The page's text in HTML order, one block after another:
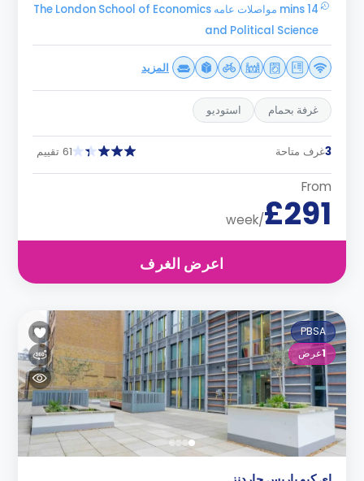
14 mins مواصلات عامه The London School of Economics
and Political Science
المزيد
غرفة بحمام استوديو
3غرف متاحة 61 تقييم
From
£291
/week
اعرض الغرف
PBSA
1عرض